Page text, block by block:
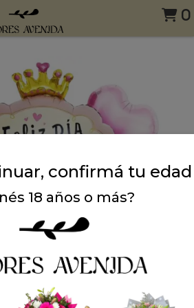
0
confirmá tu edad
18 años o más?